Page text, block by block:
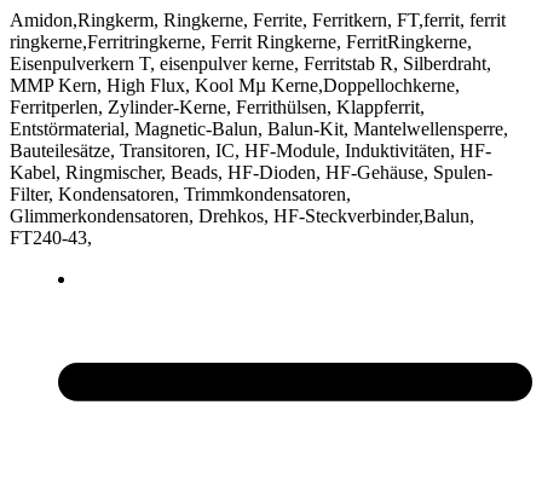
Amidon,Ringkerm, Ringkerne, Ferrite, Ferritkern, FT,ferrit, ferrit
ringkerne,Ferritringkerne, Ferrit Ringkerne, FerritRingkerne,
Eisenpulverkern T, eisenpulver kerne, Ferritstab R, Silberdraht,
MMP Kern, High Flux, Kool Mµ Kerne,Doppellochkerne,
Ferritperlen, Zylinder-Kerne, Ferrithülsen, Klappferrit,
Entstörmaterial, Magnetic-Balun, Balun-Kit, Mantelwellensperre,
Bauteilesätze, Transitoren, IC, HF-Module, Induktivitäten, HF-
Kabel, Ringmischer, Beads, HF-Dioden, HF-Gehäuse, Spulen-
Filter, Kondensatoren, Trimmkondensatoren,
Glimmerkondensatoren, Drehkos, HF-Steckverbinder,Balun,
FT240-43,